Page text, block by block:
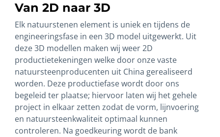
Van 2D naar 3D
Elk natuurstenen element is uniek en tijdens de
engineeringsfase in een 3D model uitgewerkt. Uit
deze 3D modellen maken wij weer 2D
productietekeningen welke door onze vaste
natuursteenproducenten uit China gerealiseerd
worden. Deze productiefase wordt door ons
begeleid ter plaatse; hiervoor laten wij het gehele
project in elkaar zetten zodat de vorm, lijnvoering
en natuursteenkwaliteit optimaal kunnen
controleren. Na goedkeuring wordt de bank